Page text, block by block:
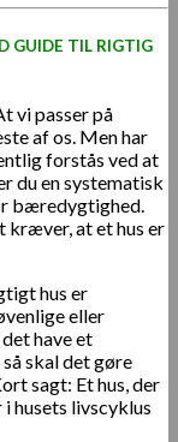
GUIDE TIL RIGTIG
vi passer på
af os. Men har
forstås ved at
du en systematisk
bæredygtighed.
kræver, at et hus er
hus er
eller
have et
skal det gøre
sagt: Et hus, der
husets livscyklus